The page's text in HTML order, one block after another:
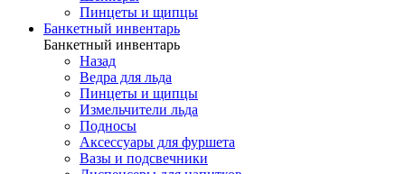
Пинцеты и щипцы
Банкетный инвентарь
Банкетный инвентарь
Назад
Ведра для льда
Пинцеты и щипцы
Измельчители льда
Подносы
Аксессуары для фуршета
Вазы и подсвечники